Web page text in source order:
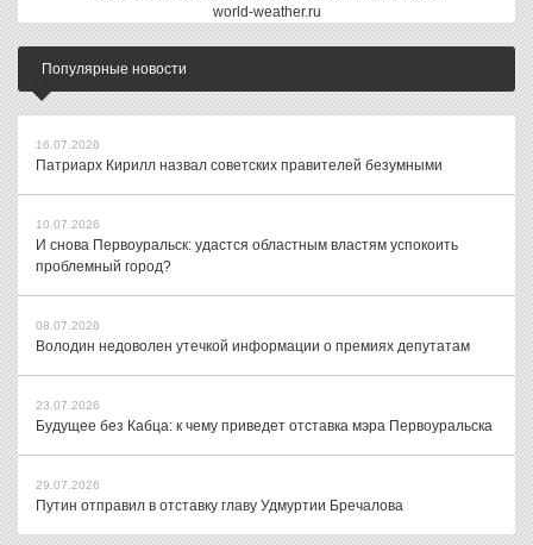
world-weather.ru
Популярные новости
16.07.2026
Патриарх Кирилл назвал советских правителей безумными
10.07.2026
И снова Первоуральск: удастся областным властям успокоить
проблемный город?
08.07.2026
Володин недоволен утечкой информации о премиях депутатам
23.07.2026
Будущее без Кабца: к чему приведет отставка мэра Первоуральска
29.07.2026
Путин отправил в отставку главу Удмуртии Бречалова